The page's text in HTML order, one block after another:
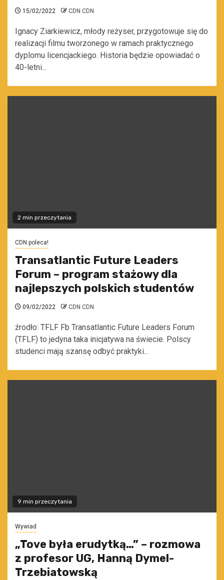
15/02/2022 CDN CDN
Ignacy Ziarkiewicz, młody reżyser, przygotowuje się do
realizacji filmu tworzonego w ramach praktycznego
dyplomu licencjackiego. Historia będzie opowiadać o
40-letni...
2 min przeczytania
CDN poleca!
Transatlantic Future Leaders
Forum – program stażowy dla
najlepszych polskich studentów
09/02/2022 CDN CDN
źrodło: TFLF Fb Transatlantic Future Leaders Forum
(TFLF) to jedyna taka inicjatywa na świecie. Polscy
studenci mają szansę odbyć praktyki...
9 min przeczytania
Wywiad
„Tove była erudytką…” – rozmowa
z profesor UG, Hanną Dymel-
Trzebiatowską